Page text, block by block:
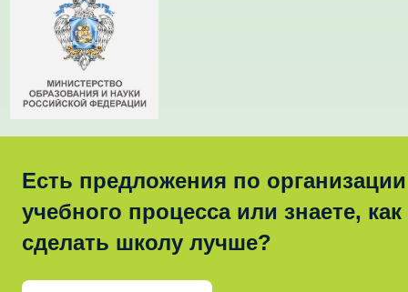
Есть предложения по организации
учебного процесса или знаете, как
сделать школу лучше?